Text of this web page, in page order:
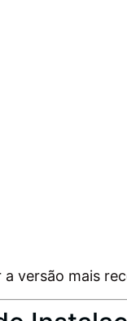
versão mais